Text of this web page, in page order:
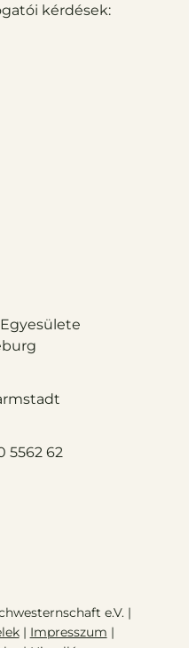
kérdések:
5562 62
e.V. |
| Impresszum |